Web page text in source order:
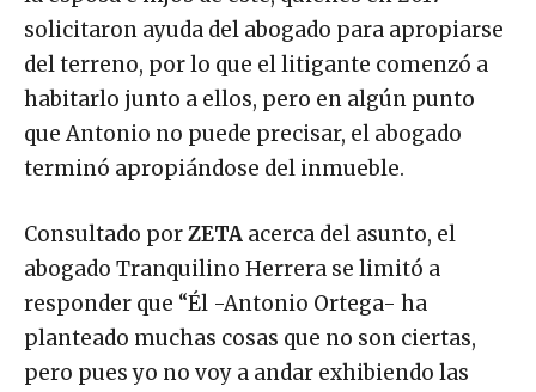
solicitaron ayuda del abogado para apropiarse
del terreno, por lo que el litigante comenzó a
habitarlo junto a ellos, pero en algún punto
que Antonio no puede precisar, el abogado
terminó apropiándose del inmueble.
Consultado porZETA acerca del asunto, el
abogado Tranquilino Herrera se limitó a
responder que “Él -Antonio Ortega- ha
planteado muchas cosas que no son ciertas,
pero pues yo no voy a andar exhibiendo las